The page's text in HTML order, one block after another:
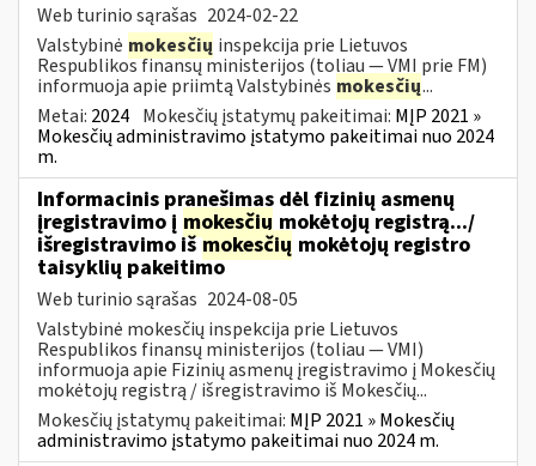
Web turinio sąrašas 2024-02-22
Valstybinė mokesčių inspekcija prie Lietuvos
Respublikos finansų ministerijos (toliau ― VMI prie FM)
informuoja apie priimtą Valstybinės mokesčių...
Metai: 2024 Mokesčių įstatymų pakeitimai: MĮP 2021 »
Mokesčių administravimo įstatymo pakeitimai nuo 2024
m.
Informacinis pranešimas dėl fizinių asmenų
įregistravimo į mokesčių mokėtojų registrą.../
išregistravimo išmokesčių mokėtojų registro
taisyklių pakeitimo
Web turinio sąrašas 2024-08-05
Valstybinė mokesčių inspekcija prie Lietuvos
Respublikos finansų ministerijos (toliau — VMI)
informuoja apie Fizinių asmenų įregistravimo į Mokesčių
mokėtojų registrą / išregistravimo iš Mokesčių...
Mokesčių įstatymų pakeitimai: MĮP 2021 » Mokesčių
administravimo įstatymo pakeitimai nuo 2024 m.